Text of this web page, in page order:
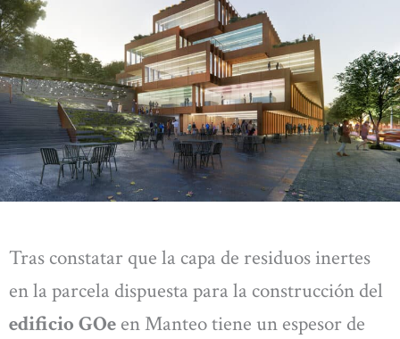
Tras constatar que la capa de residuos inertes
en la parcela dispuesta para la construcción del
edificio GOe en Manteo tiene un espesor de